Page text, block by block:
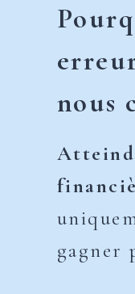
nous
gagner